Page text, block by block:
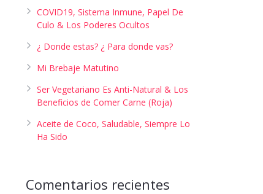
COVID19, Sistema Inmune, Papel De
Culo & Los Poderes Ocultos
¿ Donde estas? ¿ Para donde vas?
Mi Brebaje Matutino
Ser Vegetariano Es Anti-Natural & Los
Beneficios de Comer Carne (Roja)
Aceite de Coco, Saludable, Siempre Lo
Ha Sido
Comentarios recientes